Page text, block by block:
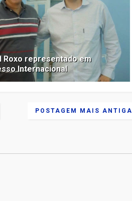
Roxo representado em
Internacional
POSTAGEM MAIS ANTIGA